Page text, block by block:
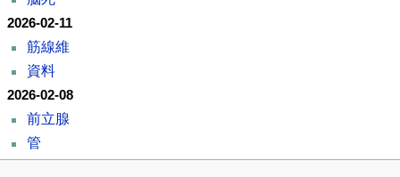
2026-02-11
筋線維
資料
2026-02-08
前立腺
管